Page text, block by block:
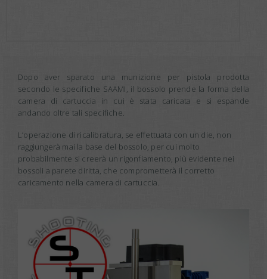
Dopo aver sparato una munizione per pistola prodotta
secondo le specifiche SAAMI, il bossolo prende la forma della
camera di cartuccia in cui è stata caricata e si espande
andando oltre tali specifiche.
L’operazione di ricalibratura, se effettuata con un die, non
raggiungerà mai la base del bossolo, per cui molto
probabilmente si creerà un rigonfiamento, più evidente nei
bossoli a parete diritta, che comprometterà il corretto
caricamento nella camera di cartuccia.